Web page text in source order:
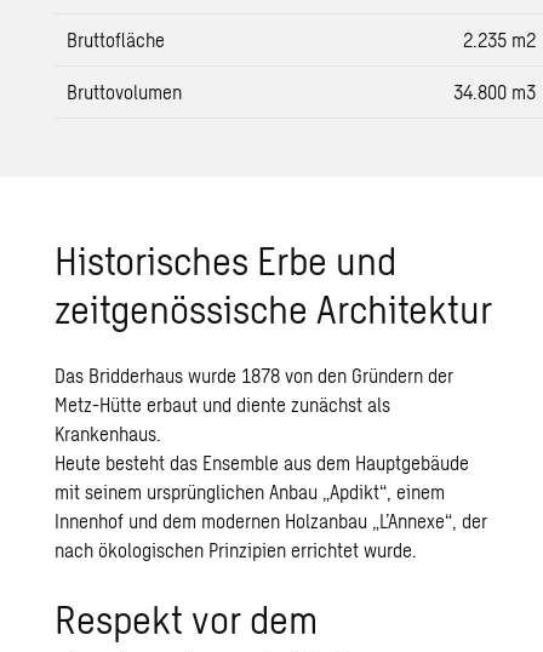
Bruttofläche 2.235 m2
Bruttovolumen 34.800 m3
Historisches Erbe und
zeitgenössische Architektur
Das Bridderhaus wurde 1878 von den Gründern der
Metz-Hütte erbaut und diente zunächst als
Krankenhaus.
Heute besteht das Ensemble aus dem Hauptgebäude
mit seinem ursprünglichen Anbau „Apdikt“, einem
Innenhof und dem modernen Holzanbau „L’Annexe“, der
nach ökologischen Prinzipien errichtet wurde.
Respekt vor dem